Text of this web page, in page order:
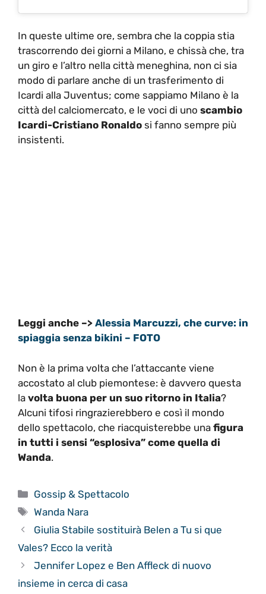
In queste ultime ore, sembra che la coppia stia
trascorrendo dei giorni a Milano, e chissà che, tra
un giro e l’altro nella città meneghina, non ci sia
modo di parlare anche di un trasferimento di
Icardi alla Juventus; come sappiamo Milano è la
città del calciomercato, e le voci di uno scambio
Icardi-Cristiano Ronaldo si fanno sempre più
insistenti.
Leggi anche –> Alessia Marcuzzi, che curve: in
spiaggia senza bikini – FOTO
Non è la prima volta che l’attaccante viene
accostato al club piemontese: è davvero questa
la volta buona per un suo ritorno in Italia?
Alcuni tifosi ringrazierebbero e così il mondo
dello spettacolo, che riacquisterebbe una figura
in tutti i sensi “esplosiva” come quella di
Wanda.
Categorie
Gossip & Spettacolo
Tag
Wanda Nara
Giulia Stabile sostituirà Belen a Tu si que
Vales? Ecco la verità
Jennifer Lopez e Ben Affleck di nuovo
insieme in cerca di casa